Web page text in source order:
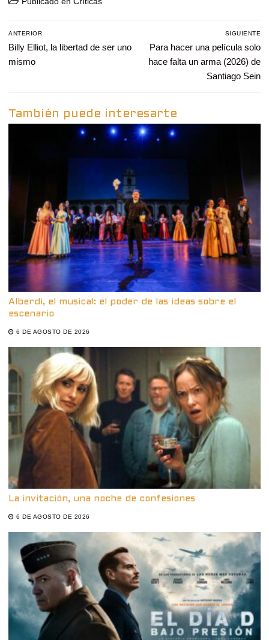
Navegación
de
entradas
ANTERIOR
Entrada
anterior:
Billy Elliot, la libertad de ser uno
mismo
SIGUIENTE
Entrada
siguiente:
Para hacer una película solo
hace falta un arma (2026) de
Santiago Sein
También puede interesarte
Alberdi, el musical: el poder de las ideas sobre el
escenario
6 DE AGOSTO DE 2026
La invitación, una noche de confesiones
6 DE AGOSTO DE 2026